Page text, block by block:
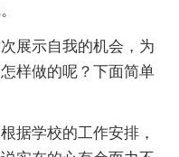
展示自我的机会，为
样做的呢？下面简单
据学校的工作安排，